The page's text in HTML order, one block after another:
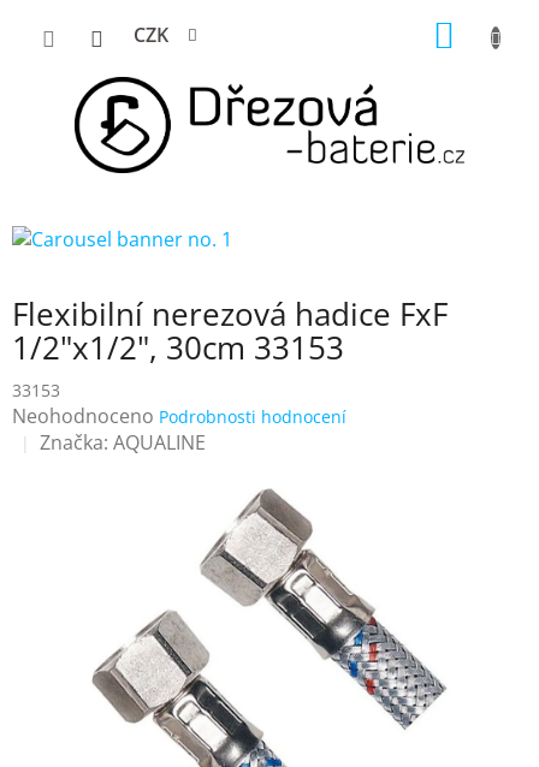
CZK
Flexibilní nerezová hadice FxF
1/2"x1/2", 30cm 33153
33153
Průměrné
hodnocení
Neohodnoceno Podrobnosti hodnocení
Značka: AQUALINE